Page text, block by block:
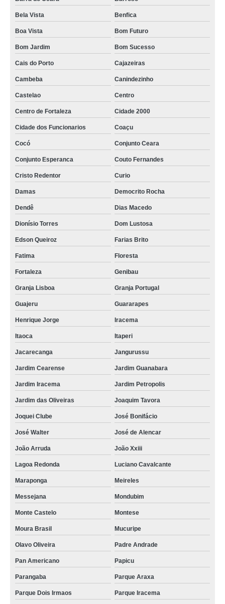
valor de plano de funerária Ancuri
valor de plano assistência funerária Henrique Jorge
plano funerário para idosos cotação Alagadico/sao Gerardo
plano assistência funerária Conjunto Esperanca
empresa de planos funerários familiar Dendê
planos de assistência funerária cotação Fortaleza
empresa de plano de assistência funeral familiar Dendê
empresa de planos de assistência funerária Mucuripe
valor de plano funeral para cremação Pici
plano assistência funerária valores Sabiaguaba
empresa de plano funeral para cremação Papicu
plano funerário para cremação cotação Ancuri
empresa de plano de funerária Lagoa Redonda
plano funerário individual Jardim Petropolis
plano funerário para cremação valores José de Alencar
empresa de plano funerário para cremação Trairi
plano assistência funerária valores Lagoa Redonda
valor de plano de assistência funerária Bom Sucesso
valor de plano assistência funerária Genibau
valor de plano funerário individual Ancuri
valor de planos funerários familiar Itaitinga
empresa de plano funerário individual Lagoa Redonda
valor de plano funerário para cremação Paupina
planos funerários familiar cotação Joquei Clube
empresa de plano de assistência funerária José de Alencar
empresa de plano funerário individual Maranguape
plano assistência funerária Vila Peri
plano funerário individual valores Floresta
plano de funerária valores Monte Castelo
Bela Vista Benfica
Boa Vista Bom Futuro
Bom Jardim Bom Sucesso
Cais do Porto Cajazeiras
Cambeba Canindezinho
Castelao Centro
Centro de Fortaleza Cidade 2000
Cidade dos Funcionarios Coaçu
Cocó Conjunto Ceara
Conjunto Esperanca Couto Fernandes
Cristo Redentor Curio
Damas Democrito Rocha
Dendê Dias Macedo
Dionísio Torres Dom Lustosa
Edson Queiroz Farias Brito
Fatima Floresta
Fortaleza Genibau
Granja Lisboa Granja Portugal
Guajeru Guararapes
Henrique Jorge Iracema
Itaoca Itaperi
Jacarecanga Jangurussu
Jardim Cearense Jardim Guanabara
Jardim Iracema Jardim Petropolis
Jardim das Oliveiras Joaquim Tavora
Joquei Clube José Bonifácio
José Walter José de Alencar
João Arruda João Xxiii
Lagoa Redonda Luciano Cavalcante
Maraponga Meireles
Messejana Mondubim
Monte Castelo Montese
Moura Brasil Mucuripe
Olavo Oliveira Padre Andrade
Pan Americano Papicu
Parangaba Parque Araxa
Parque Dois Irmaos Parque Iracema